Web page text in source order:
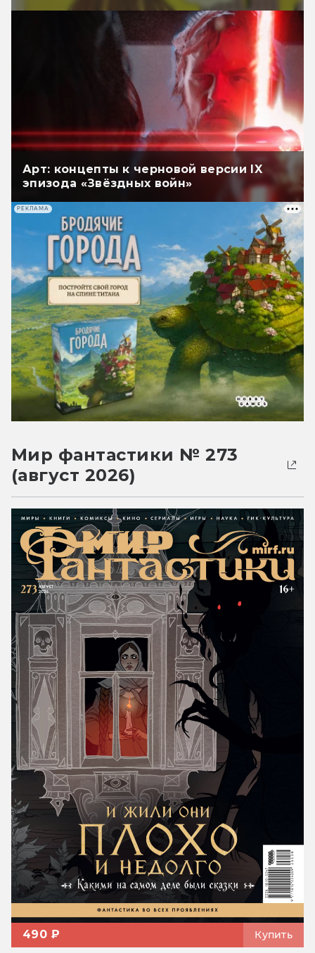
Арт: концепты к черновой версии IX
эпизода «Звёздных войн»
РЕКЛАМА
Мир фантастики № 273
(август 2026)
490 ₽ Купить